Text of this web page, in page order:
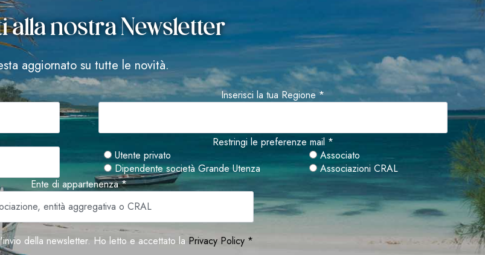
alla nostra Newsletter
aggiornato su tutte le novità.
Inserisci la tua Regione *
Restringi le preferenze mail *
Utente privato
Associato
Dipendente società Grande Utenza
Associazioni CRAL
Ente di appartenenza *
della newsletter. Ho letto e accettato la Privacy Policy *